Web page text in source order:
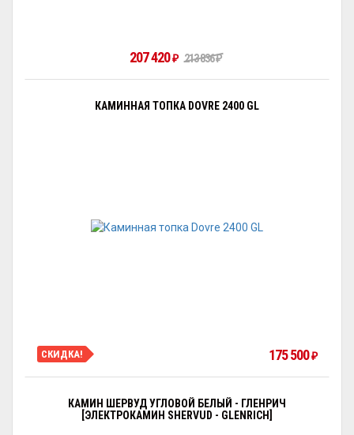
207 420₽ 213 836₽
КАМИННАЯ ТОПКА DOVRE 2400 GL
СКИДКА! 175 500₽
КАМИН ШЕРВУД УГЛОВОЙ БЕЛЫЙ - ГЛЕНРИЧ
[ЭЛЕКТРОКАМИН SHERVUD - GLENRICH]